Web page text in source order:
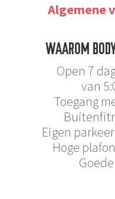
Algemene
WAAROM
Open 7
van
Toegang
Eigen
Hoge